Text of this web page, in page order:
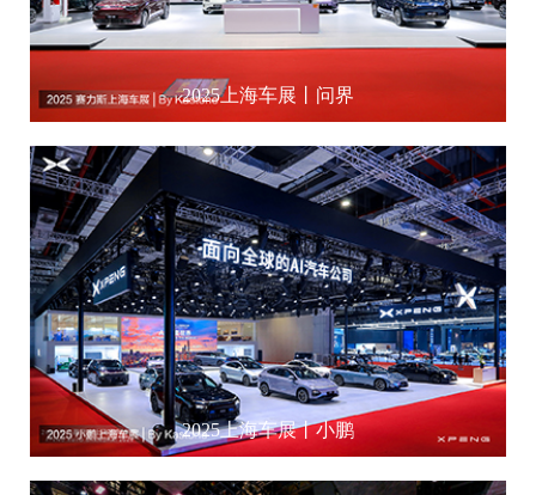
2025上海车展丨问界
2025上海车展丨小鹏